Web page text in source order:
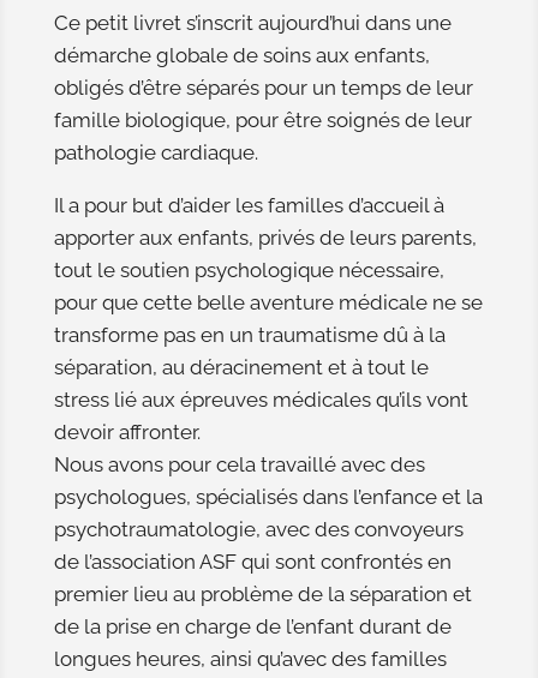
Ce petit livret s’inscrit aujourd’hui dans une
démarche globale de soins aux enfants,
obligés d’être séparés pour un temps de leur
famille biologique, pour être soignés de leur
pathologie cardiaque.
Il a pour but d’aider les familles d’accueil à
apporter aux enfants, privés de leurs parents,
tout le soutien psychologique nécessaire,
pour que cette belle aventure médicale ne se
transforme pas en un traumatisme dû à la
séparation, au déracinement et à tout le
stress lié aux épreuves médicales qu’ils vont
devoir affronter.
Nous avons pour cela travaillé avec des
psychologues, spécialisés dans l’enfance et la
psychotraumatologie, avec des convoyeurs
de l’association ASF qui sont confrontés en
premier lieu au problème de la séparation et
de la prise en charge de l’enfant durant de
longues heures, ainsi qu’avec des familles